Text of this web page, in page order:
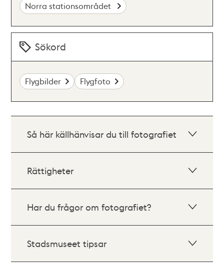
Norra stationsområdet
Sökord
Flygbilder Flygfoto
Så här källhänvisar du till fotografiet
Rättigheter
Har du frågor om fotografiet?
Stadsmuseet tipsar